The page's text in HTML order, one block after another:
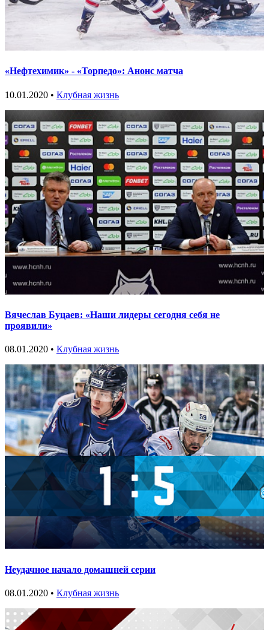
«Нефтехимик» - «Торпедо»: Анонс матча
10.01.2020 • Клубная жизнь
Вячеслав Буцаев: «Наши лидеры сегодня себя не
проявили»
08.01.2020 • Клубная жизнь
Неудачное начало домашней серии
08.01.2020 • Клубная жизнь